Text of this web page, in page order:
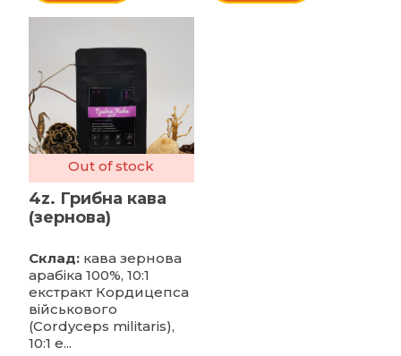
Out of stock
4z. Грибна кава
(зернова)
Склад:кава зернова
арабіка 100%, 10:1
екстракт Кордицепса
військового
(Cordyceps militaris),
10:1 е...